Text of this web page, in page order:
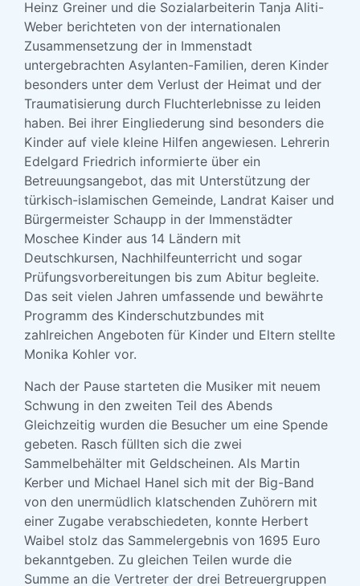
Heinz Greiner und die Sozialarbeiterin Tanja Aliti-
Weber berichteten von der internationalen
Zusammensetzung der in Immenstadt
untergebrachten Asylanten-Familien, deren Kinder
besonders unter dem Verlust der Heimat und der
Traumatisierung durch Fluchterlebnisse zu leiden
haben. Bei ihrer Eingliederung sind besonders die
Kinder auf viele kleine Hilfen angewiesen. Lehrerin
Edelgard Friedrich informierte über ein
Betreuungsangebot, das mit Unterstützung der
türkisch-islamischen Gemeinde, Landrat Kaiser und
Bürgermeister Schaupp in der Immenstädter
Moschee Kinder aus 14 Ländern mit
Deutschkursen, Nachhilfeunterricht und sogar
Prüfungsvorbereitungen bis zum Abitur begleite.
Das seit vielen Jahren umfassende und bewährte
Programm des Kinderschutzbundes mit
zahlreichen Angeboten für Kinder und Eltern stellte
Monika Kohler vor.
Nach der Pause starteten die Musiker mit neuem
Schwung in den zweiten Teil des Abends
Gleichzeitig wurden die Besucher um eine Spende
gebeten. Rasch füllten sich die zwei
Sammelbehälter mit Geldscheinen. Als Martin
Kerber und Michael Hanel sich mit der Big-Band
von den unermüdlich klatschenden Zuhörern mit
einer Zugabe verabschiedeten, konnte Herbert
Waibel stolz das Sammelergebnis von 1695 Euro
bekanntgeben. Zu gleichen Teilen wurde die
Summe an die Vertreter der drei Betreuergruppen